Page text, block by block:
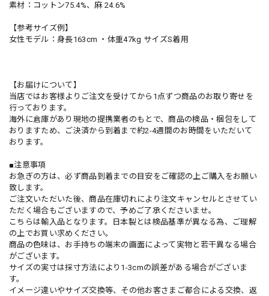
素材：コットン75.4%、麻 24.6%
【参考サイズ例】
女性モデル：身長163cm ・体重47kg サイズS着用
【お届けについて】
当店ではお客様よりご注文を受けてから1点ずつ商品のお取り寄せを
行っております。
海外に倉庫があり現地の提携業者のもとで、商品の検品・梱包をして
おりますため、ご決済から到着まで約2-4週間のお時間をいただいて
おります。
■注意事項
お急ぎの方は、必ず商品到着までの目安をご確認の上ご購入をお願い
致します。
ご注文いただいた後、商品在庫切れにより注文キャンセルとさせてい
ただく場合もございますので、予めご了承くださいませ。
こちらは輸入品となります。日本製とは検品基準が異なる為、ご理解
の上でお買い求めください。
商品の色味は、お手持ちの端末の画面によって実物と若干異なる場合
がございます。
サイズの実寸は採寸方法により1-3cmの誤差がある場合がございま
す。
イメージ違いやサイズ交換等、その他お客さまご都合による交換、返